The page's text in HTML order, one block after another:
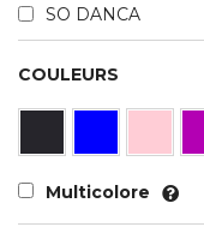
SO DANCA
COULEURS
Multicolore